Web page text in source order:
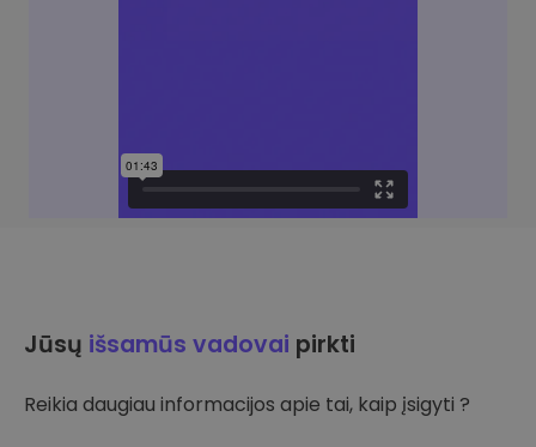
Jūsų išsamūs vadovai pirkti
Reikia daugiau informacijos apie tai, kaip įsigyti ?